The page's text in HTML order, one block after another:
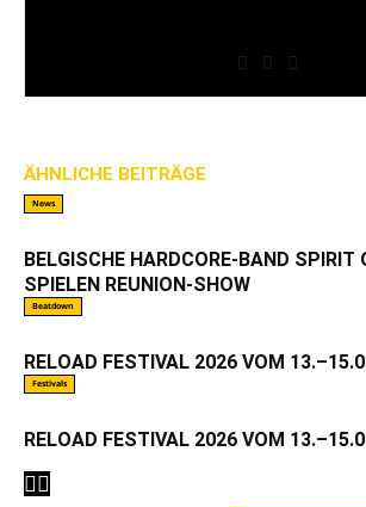
ÄHNLICHE BEITRÄGE
News
BELGISCHE HARDCORE-BAND SPIRIT
SPIELEN REUNION-SHOW
Beatdown
RELOAD FESTIVAL 2026 VOM
Festivals
RELOAD FESTIVAL 2026 VOM